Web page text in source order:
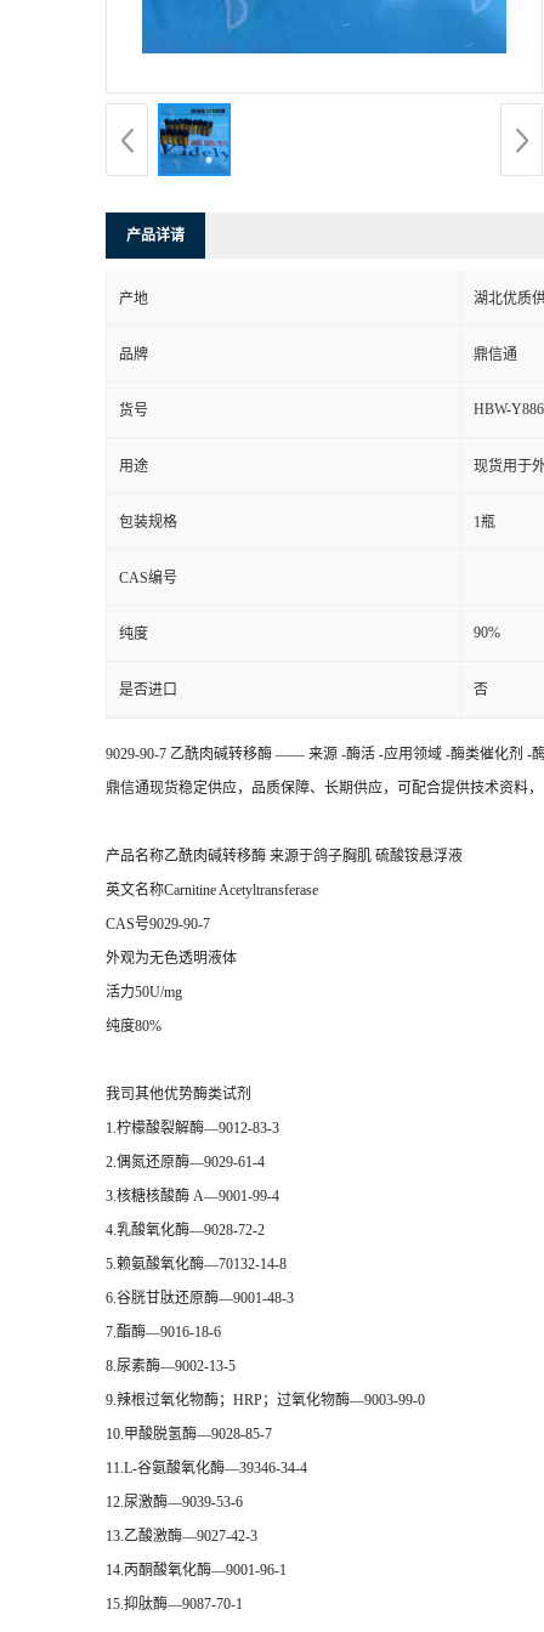
产品详请
产地 湖北优质
品牌 鼎信通
货号 HBW-Y886
用途 现货用于
包装规格 1瓶
CAS编号
纯度 90%
是否进口 否
9029-90-7 乙酰肉碱转移酶 —— 来源 -酶活 -应用领域 -酶类催化剂 -
鼎信通现货稳定供应，品质保障、长期供应，可配合提供技术资料，
产品名称乙酰肉碱转移酶 来源于鸽子胸肌 硫酸铵悬浮液
英文名称Carnitine Acetyltransferase
CAS号9029-90-7
外观为无色透明液体
活力50U/mg
纯度80%
我司其他优势酶类试剂
1.柠檬酸裂解酶—9012-83-3
2.偶氮还原酶—9029-61-4
3.核糖核酸酶 A—9001-99-4
4.乳酸氧化酶—9028-72-2
5.赖氨酸氧化酶—70132-14-8
6.谷胱甘肽还原酶—9001-48-3
7.酯酶—9016-18-6
8.尿素酶—9002-13-5
9.辣根过氧化物酶；HRP；过氧化物酶—9003-99-0
10.甲酸脱氢酶—9028-85-7
11.L-谷氨酸氧化酶—39346-34-4
12.尿激酶—9039-53-6
13.乙酸激酶—9027-42-3
14.丙酮酸氧化酶—9001-96-1
15.抑肽酶—9087-70-1